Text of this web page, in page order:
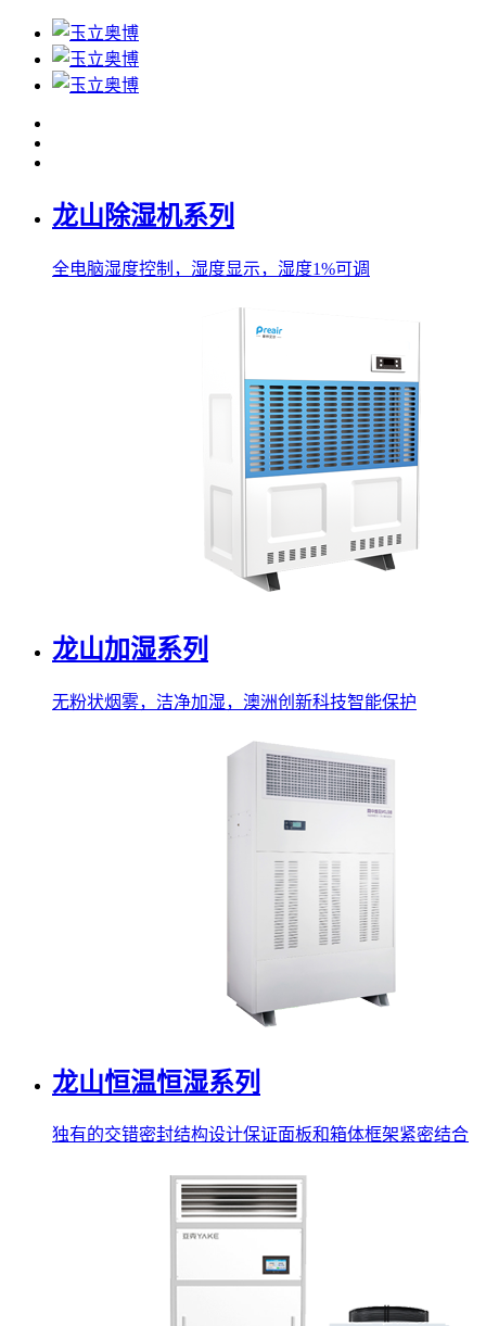
龙山除湿机系列
全电脑湿度控制，湿度显示，湿度1%可调
龙山加湿系列
无粉状烟雾，洁净加湿，澳洲创新科技智能保护
龙山恒温恒湿系列
独有的交错密封结构设计保证面板和箱体框架紧密结合